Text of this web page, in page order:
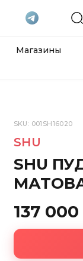
Магазины
SKU: 001SH16020
SHU
SHU
137